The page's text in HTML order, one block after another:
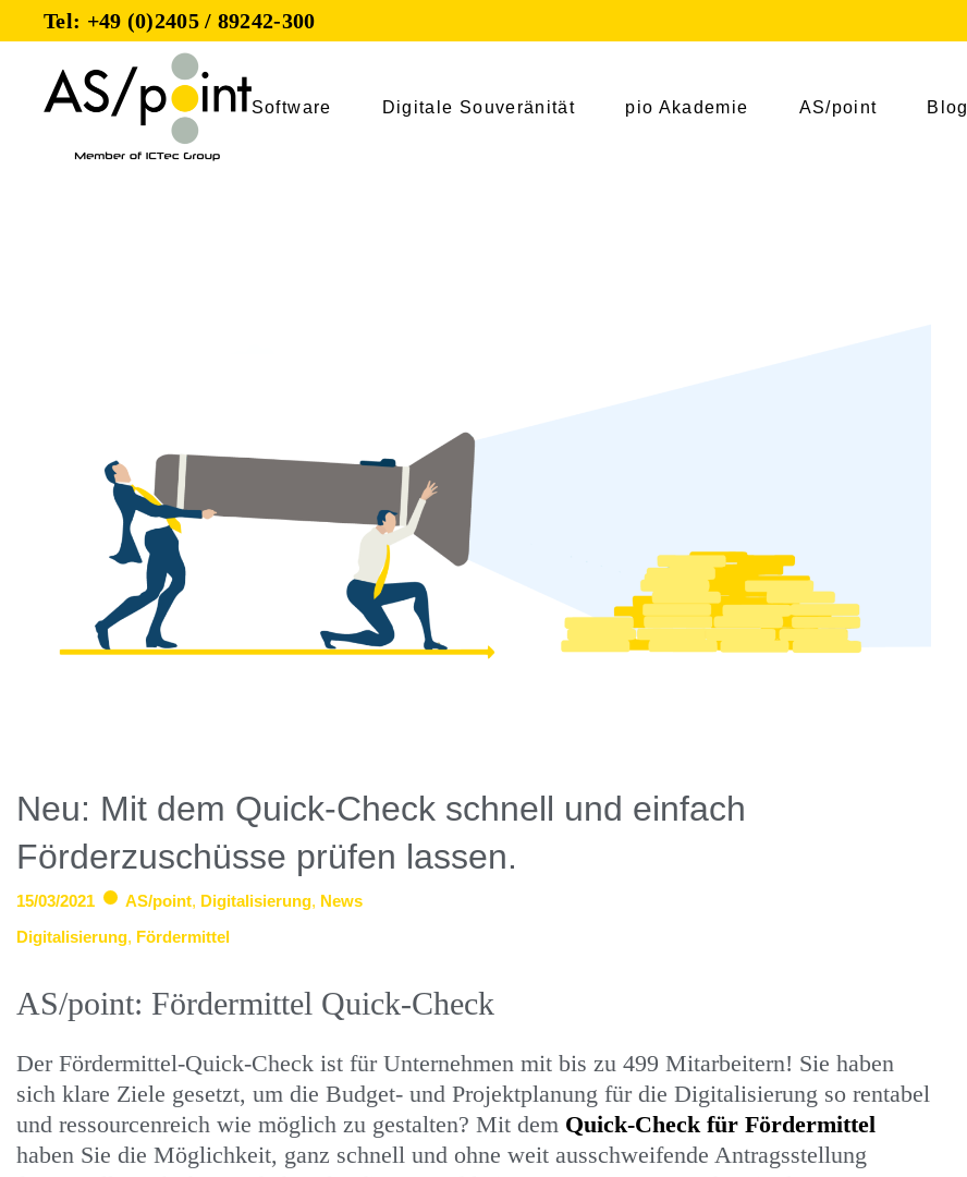
Tel: +49 (0)2405 / 89242-300
Software Digitale Souveränität pio Akademie AS/point Blog
Neu: Mit dem Quick-Check schnell und einfach
Förderzuschüsse prüfen lassen.
15/03/2021 AS/point, Digitalisierung, News
Digitalisierung, Fördermittel
AS/point: Fördermittel Quick-Check
Der Fördermittel-Quick-Check ist für Unternehmen mit bis zu 499 Mitarbeitern! Sie haben
sich klare Ziele gesetzt, um die Budget- und Projektplanung für die Digitalisierung so rentabel
und ressourcenreich wie möglich zu gestalten? Mit dem Quick-Check für Fördermittel
haben Sie die Möglichkeit, ganz schnell und ohne weit ausschweifende Antragsstellung